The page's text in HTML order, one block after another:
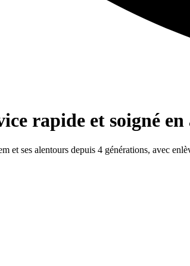
rapide et soigné
et ses alentours depuis 4 générations, avec